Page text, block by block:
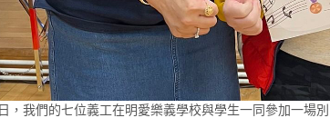
日， 我們的七位義工在明愛樂義學校與學生一同參加一場